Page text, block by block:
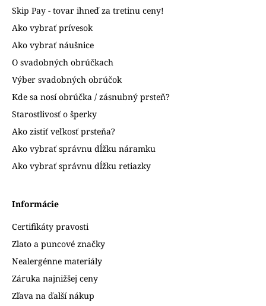
Skip Pay - tovar ihneď za tretinu ceny!
Ako vybrať prívesok
Ako vybrať náušnice
O svadobných obrúčkach
Výber svadobných obrúčok
Kde sa nosí obrúčka / zásnubný prsteň?
Starostlivosť o šperky
Ako zistiť veľkosť prsteňa?
Ako vybrať správnu dĺžku náramku
Ako vybrať správnu dĺžku retiazky
Informácie
Certifikáty pravosti
Zlato a puncové značky
Nealergénne materiály
Záruka najnižšej ceny
Zľava na ďalší nákup